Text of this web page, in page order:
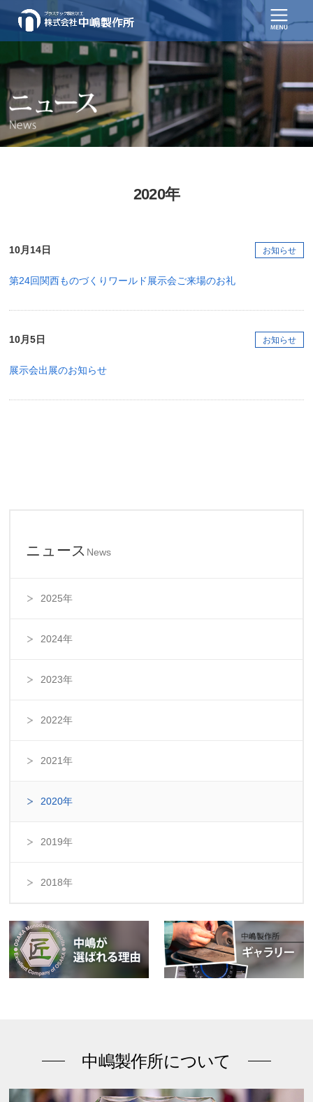
2020年
10月14日 お知らせ
第24回関西ものづくりワールド展示会ご来場のお礼
10月5日 お知らせ
展示会出展のお知らせ
ニュース News
2025年
2024年
2023年
2022年
2021年
2020年
2019年
2018年
中嶋製作所について